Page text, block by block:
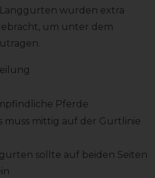
wurden extra
um unter dem
Pferde
muss mittig auf der Gurtlinie
sollte auf beiden Seiten